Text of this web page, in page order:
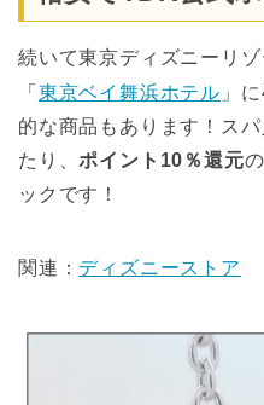
続いて東京ディズニーリ
「 東京ベイ舞浜ホテル 」
的な商品もあります！ス
たり、ポイント10％還元
ックです！
関連： ディズニーストア